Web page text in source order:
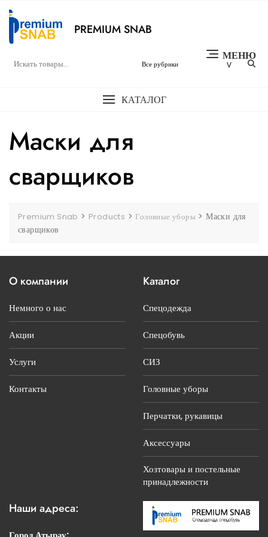
содержимому
МЕНЮ
PREMIUM SNAB
КАТАЛОГ
Маски для
сварщиков
Premium Snab > Products > Головные уборы >Маски для
сварщиков
О компании
Немного о нас
Акции
Услуги
Контакты
Каталог
Спецодежда
Спецобувь
СИЗ
Головные уборы
Перчатки, рукавицы
Аксессуары
Хозтовары и постельные
принадлежности
Наши адреса: